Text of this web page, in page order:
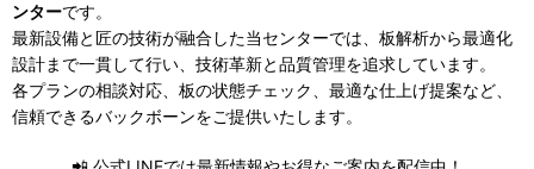
ンターです。
最新設備と匠の技術が融合した当センターでは、板解析から最適化
設計まで一貫して行い、技術革新と品質管理を追求しています。
各プランの相談対応、板の状態チェック、最適な仕上げ提案など、
信頼できるバックボーンをご提供いたします。